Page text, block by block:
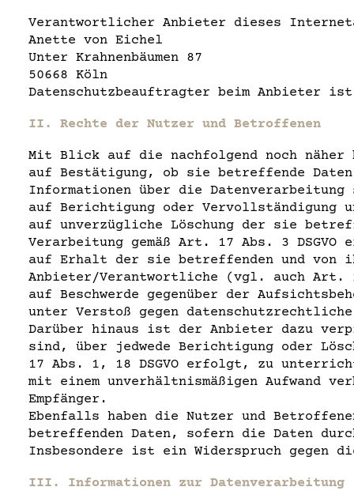
Verantwortlicher Anbieter dieses
Anette von Eichel
Unter Krahnenbäumen 87
50668 Köln
Datenschutzbeauftragter beim Anbieter
II. Rechte der Nutzer und Betroffenen
Mit Blick auf die nachfolgend noch näher
auf Bestätigung, ob sie betreffende
Informationen über die
auf Berichtigung oder Vervollständigung
auf unverzügliche Löschung der sie
Verarbeitung gemäß Art. 17 Abs. 3
auf Erhalt der sie betreffenden und von
Anbieter/Verantwortliche (vgl. auch Art.
auf Beschwerde gegenüber der
unter Verstoß gegen
Darüber hinaus ist der Anbieter dazu
sind, über jedwede Berichtigung oder
17 Abs. 1, 18 DSGVO erfolgt, zu
mit einem unverhältnismäßigen Aufwand
Empfänger.
Ebenfalls haben die Nutzer und
betreffenden Daten, sofern die Daten
Insbesondere ist ein Widerspruch gegen
III. Informationen zur Datenverarbeitung